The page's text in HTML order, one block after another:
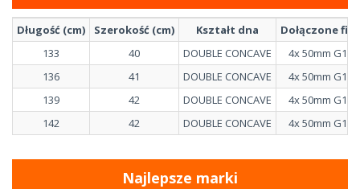
Długość (cm) Szerokość (cm) Kształt dna
Dołączone finy
133
40 DOUBLE CONCAVE
4x 50mm G10
136
41 DOUBLE CONCAVE
4x 50mm G10
139
42 DOUBLE CONCAVE
4x 50mm G10
142
42 DOUBLE CONCAVE 4x 50mm G10
Najlepsze marki